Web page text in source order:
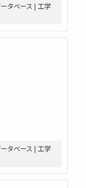
タベース | 工学
タベース | 工学